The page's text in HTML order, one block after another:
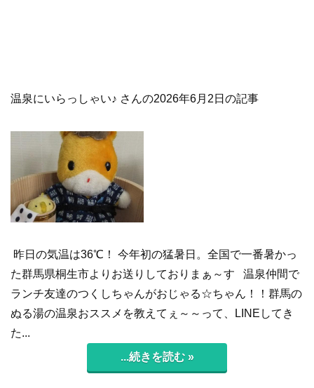
温泉にいらっしゃい♪ さんの2026年6月2日の記事
昨日の気温は36℃！ 今年初の猛暑日。全国で一番暑かっ
た群馬県桐生市よりお送りしておりまぁ～す 温泉仲間で
ランチ友達のつくしちゃんがおじゃる☆ちゃん！！群馬の
ぬる湯の温泉おススメを教えてぇ～～って、LINEしてき
た...
...続きを読む »